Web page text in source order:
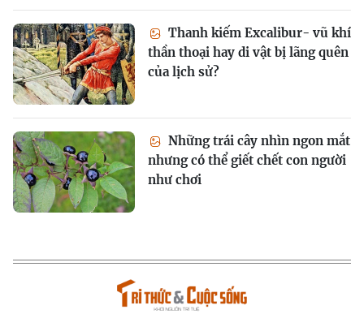
Thanh kiếm Excalibur- vũ khí
thần thoại hay di vật bị lãng quên
của lịch sử?
Những trái cây nhìn ngon mắt
nhưng có thể giết chết con người
như chơi